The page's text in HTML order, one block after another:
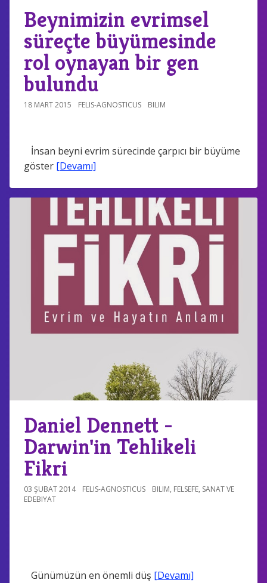
Beynimizin evrimsel
süreçte büyümesinde
rol oynayan bir gen
bulundu
18 MART 2015 FELIS-AGNOSTICUS BILIM
İnsan beyni evrim sürecinde çarpıcı bir büyüme
göster [Devamı]
Daniel Dennett -
Darwin'in Tehlikeli
Fikri
03 ŞUBAT 2014 FELIS-AGNOSTICUS BILIM, FELSEFE, SANAT VE
EDEBIYAT
Günümüzün en önemli düş [Devamı]